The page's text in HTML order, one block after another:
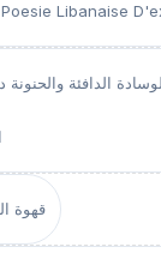
Libanaise
الدافئة والحنونة
قهوة